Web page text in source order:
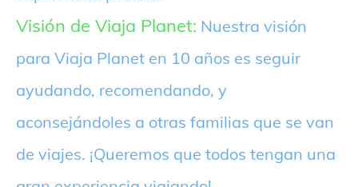
Visión de Viaja Planet: Nuestra visión
para Viaja Planet en 10 años es seguir
ayudando, recomendando, y
aconsejándoles a otras familias que se van
de viajes. ¡Queremos que todos tengan una